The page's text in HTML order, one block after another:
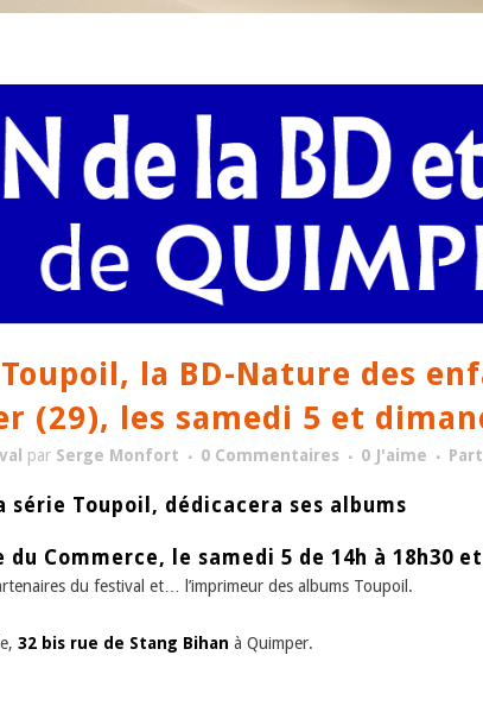
la BD-Nature des
(29), les samedi 5 et
par Serge Monfort 0 Commentaires 0 J'aime
Toupoil, dédicacera ses albums
Commerce, le samedi 5 de 14h à 18h30
du festival et… l’imprimeur des albums Toupoil.
32 bis rue de Stang Bihan à Quimper.